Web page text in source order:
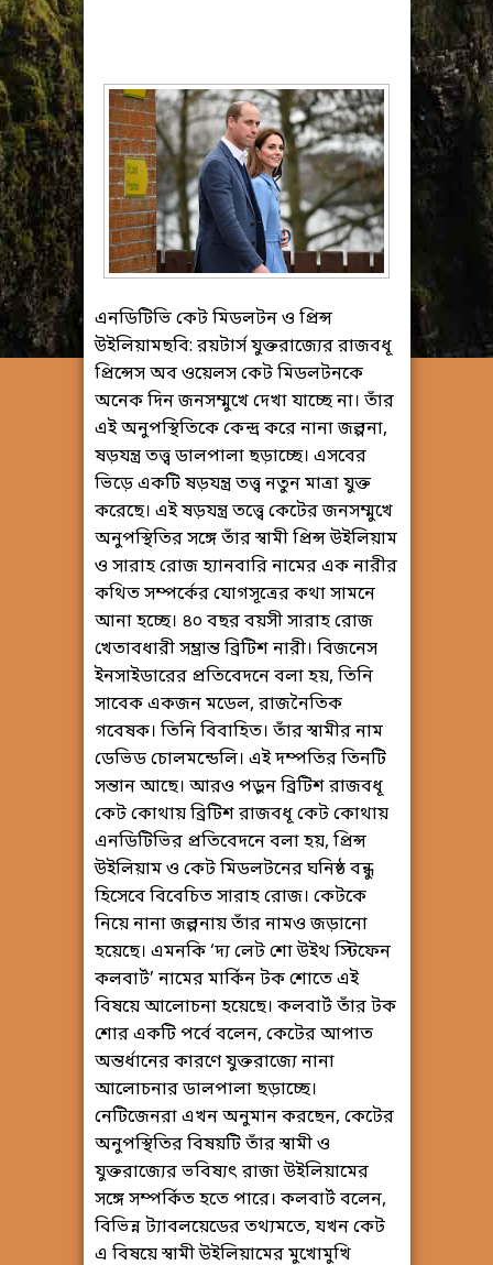
এনডিটিভি কেট মিডলটন ও প্রিন্স
উইলিয়ামছবি: রয়টার্স যুক্তরাজ্যের রাজবধূ
প্রিন্সেস অব ওয়েলস কেট মিডলটনকে
অনেক দিন জনসম্মুখে দেখা যাচ্ছে না। তাঁর
এই অনুপস্থিতিকে কেন্দ্র করে নানা জল্পনা,
ষড়যন্ত্র তত্ত্ব ডালপালা ছড়াচ্ছে। এসবের
ভিড়ে একটি ষড়যন্ত্র তত্ত্ব নতুন মাত্রা যুক্ত
করেছে। এই ষড়যন্ত্র তত্ত্বে কেটের জনসম্মুখে
অনুপস্থিতির সঙ্গে তাঁর স্বামী প্রিন্স উইলিয়াম
ও সারাহ রোজ হ্যানবারি নামের এক নারীর
কথিত সম্পর্কের যোগসূত্রের কথা সামনে
আনা হচ্ছে। ৪০ বছর বয়সী সারাহ রোজ
খেতাবধারী সম্ভ্রান্ত ব্রিটিশ নারী। বিজনেস
ইনসাইডারের প্রতিবেদনে বলা হয়, তিনি
সাবেক একজন মডেল, রাজনৈতিক
গবেষক। তিনি বিবাহিত। তাঁর স্বামীর নাম
ডেভিড চোলমন্ডেলি। এই দম্পতির তিনটি
সন্তান আছে। আরও পড়ুন ব্রিটিশ রাজবধূ
কেট কোথায় ব্রিটিশ রাজবধূ কেট কোথায়
এনডিটিভির প্রতিবেদনে বলা হয়, প্রিন্স
উইলিয়াম ও কেট মিডলটনের ঘনিষ্ঠ বন্ধু
হিসেবে বিবেচিত সারাহ রোজ। কেটকে
নিয়ে নানা জল্পনায় তাঁর নামও জড়ানো
হয়েছে। এমনকি ‘দ্য লেট শো উইথ স্টিফেন
কলবার্ট’ নামের মার্কিন টক শোতে এই
বিষয়ে আলোচনা হয়েছে। কলবার্ট তাঁর টক
শোর একটি পর্বে বলেন, কেটের আপাত
অন্তর্ধানের কারণে যুক্তরাজ্যে নানা
আলোচনার ডালপালা ছড়াচ্ছে।
নেটিজেনরা এখন অনুমান করছেন, কেটের
অনুপস্থিতির বিষয়টি তাঁর স্বামী ও
যুক্তরাজ্যের ভবিষ্যৎ রাজা উইলিয়ামের
সঙ্গে সম্পর্কিত হতে পারে। কলবার্ট বলেন,
বিভিন্ন ট্যাবলয়েডের তথ্যমতে, যখন কেট
এ বিষয়ে স্বামী উইলিয়ামের মুখোমুখি